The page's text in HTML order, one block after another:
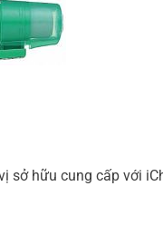
sở hữu cung cấp với